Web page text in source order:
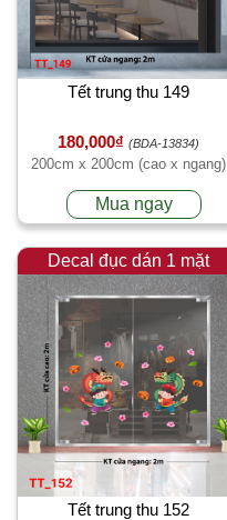
Tết trung thu 149
180,000₫ (BDA-13834)
200cm x 200cm (cao x ngang)
Mua ngay
Decal đục dán 1 mặt
Tết trung thu 152